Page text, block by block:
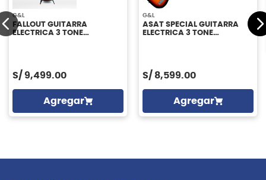
G&L
FALLOUT GUITARRA
ELECTRICA 3 TONE
S/ 9,499.00
Agregar
G&L
ASAT SPECIAL GUITARRA
ELECTRICA 3 TONE
S/ 8,599.00
Agregar